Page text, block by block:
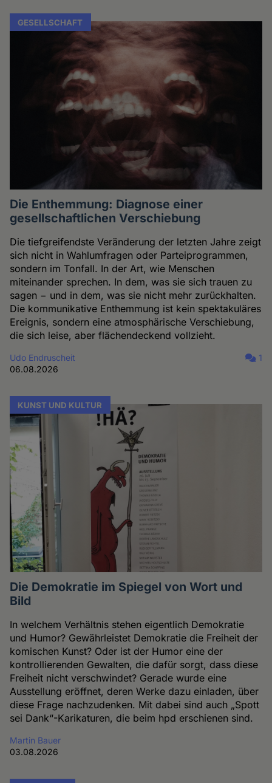
GESELLSCHAFT
Die Enthemmung: Diagnose einer
gesellschaftlichen Verschiebung
Die tiefgreifendste Veränderung der letzten Jahre zeigt
sich nicht in Wahlumfragen oder Parteiprogrammen,
sondern im Tonfall. In der Art, wie Menschen
miteinander sprechen. In dem, was sie sich trauen zu
sagen − und in dem, was sie nicht mehr zurückhalten.
Die kommunikative Enthemmung ist kein spektakuläres
Ereignis, sondern eine atmosphärische Verschiebung,
die sich leise, aber flächendeckend vollzieht.
Udo Endruscheit
06.08.2026
1
KUNST UND KULTUR
Die Demokratie im Spiegel von Wort und
Bild
In welchem Verhältnis stehen eigentlich Demokratie
und Humor? Gewährleistet Demokratie die Freiheit der
komischen Kunst? Oder ist der Humor eine der
kontrollierenden Gewalten, die dafür sorgt, dass diese
Freiheit nicht verschwindet? Gerade wurde eine
Ausstellung eröffnet, deren Werke dazu einladen, über
diese Frage nachzudenken. Mit dabei sind auch „Spott
sei Dank“-Karikaturen, die beim hpd erschienen sind.
Martin Bauer
03.08.2026